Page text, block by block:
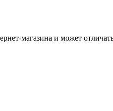
магазина и может